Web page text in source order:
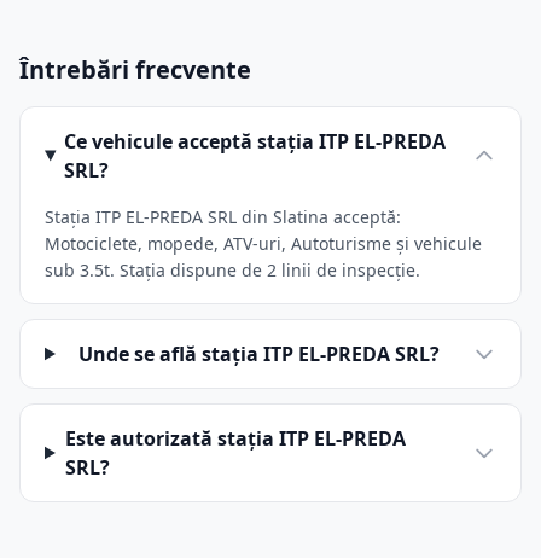
Întrebări frecvente
Ce vehicule acceptă stația ITP EL-PREDA
SRL?
Stația ITP EL-PREDA SRL din Slatina acceptă:
Motociclete, mopede, ATV-uri, Autoturisme și vehicule
sub 3.5t. Stația dispune de 2 linii de inspecție.
Unde se află stația ITP EL-PREDA SRL?
Este autorizată stația ITP EL-PREDA
SRL?